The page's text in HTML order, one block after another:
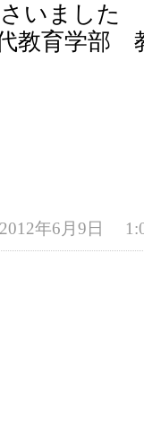
いました
教育学部
2012年6月9日